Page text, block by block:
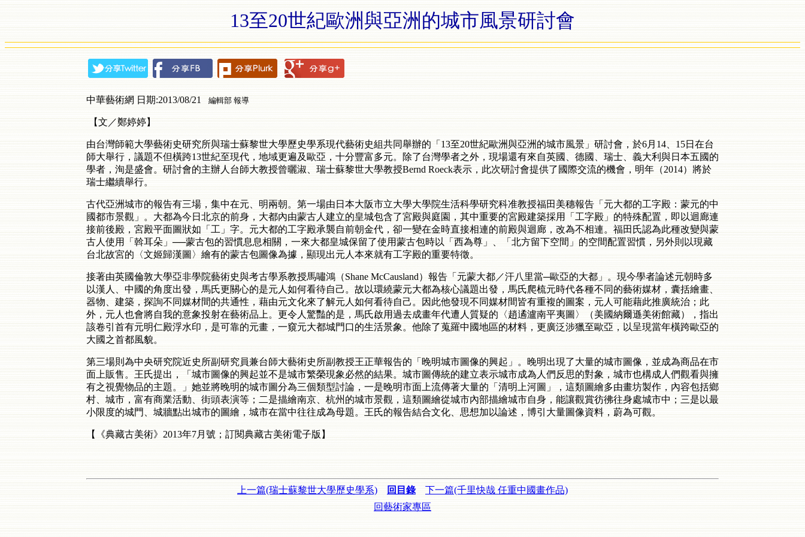
13至20世紀歐洲與亞洲的城市風景研討會
中華藝術網 日期:2013/08/21 編輯部 報導
【文／鄭婷婷】
由台灣師範大學藝術史研究所與瑞士蘇黎世大學歷史學系現代藝術史組共同舉辦的「13至20世紀歐洲與亞洲的城市風景」研討會，於6月14、15日在台
師大舉行，議題不但橫跨13世紀至現代，地域更遍及歐亞，十分豐富多元。除了台灣學者之外，現場還有來自英國、德國、瑞士、義大利與日本五國的
學者，洵是盛會。研討會的主辦人台師大教授曾曬淑、瑞士蘇黎世大學教授Bernd Roeck表示，此次研討會提供了國際交流的機會，明年（2014）將於
瑞士繼續舉行。
古代亞洲城市的報告有三場，集中在元、明兩朝。第一場由日本大阪市立大學大學院生活科學研究科准教授福田美穗報告「元大都的工字殿：蒙元的中
國都市景觀」。大都為今日北京的前身，大都內由蒙古人建立的皇城包含了宮殿與庭園，其中重要的宮殿建築採用「工字殿」的特殊配置，即以迴廊連
接前後殿，宮殿平面圖狀如「工」字。元大都的工字殿承襲自前朝金代，卻一變在金時直接相連的前殿與迴廊，改為不相連。福田氏認為此種改變與蒙
古人使用「斡耳朵」──蒙古包的習慣息息相關，一來大都皇城保留了使用蒙古包時以「西為尊」、「北方留下空間」的空間配置習慣，另外則以現藏
台北故宮的〈文姬歸漢圖〉繪有的蒙古包圖像為據，顯現出元人本來就有工字殿的重要特徵。
接著由英國倫敦大學亞非學院藝術史與考古學系教授馬嘯鴻（Shane McCausland）報告「元蒙大都／汗八里當─歐亞的大都」。現今學者論述元朝時多
以漢人、中國的角度出發，馬氏更關心的是元人如何看待自己。故以環繞蒙元大都為核心議題出發，馬氏爬梳元時代各種不同的藝術媒材，囊括繪畫、
器物、建築，探詢不同媒材間的共通性，藉由元文化來了解元人如何看待自己。因此他發現不同媒材間皆有重複的圖案，元人可能藉此推廣統治；此
外，元人也會將自我的意象投射在藝術品上。更令人驚豔的是，馬氏啟用過去成畫年代遭人質疑的〈趙遹瀘南平夷圖〉（美國納爾遜美術館藏），指出
該卷引首有元明仁殿浮水印，是可靠的元畫，一窺元大都城門口的生活景象。他除了蒐羅中國地區的材料，更廣泛涉獵至歐亞，以呈現當年橫跨歐亞的
大國之首都風貌。
第三場則為中央研究院近史所副研究員兼台師大藝術史所副教授王正華報告的「晚明城市圖像的興起」。晚明出現了大量的城市圖像，並成為商品在市
面上販售。王氏提出，「城市圖像的興起並不是城市繁榮現象必然的結果。城市圖傳統的建立表示城市成為人們反思的對象，城市也構成人們觀看與擁
有之視覺物品的主題。」她並將晚明的城市圖分為三個類型討論，一是晚明市面上流傳著大量的「清明上河圖」，這類圖繪多由畫坊製作，內容包括鄉
村、城市，富有商業活動、街頭表演等；二是描繪南京、杭州的城市景觀，這類圖繪從城市內部描繪城市自身，能讓觀賞彷彿往身處城市中；三是以最
小限度的城門、城牆點出城市的圖繪，城市在當中往往成為母題。王氏的報告結合文化、思想加以論述，博引大量圖像資料，蔚為可觀。
【《典藏古美術》2013年7月號；訂閱典藏古美術電子版】
上一篇(瑞士蘇黎世大學歷史學系) 回目錄
下一篇(千里快哉 任重中國畫作品)
回藝術家專區